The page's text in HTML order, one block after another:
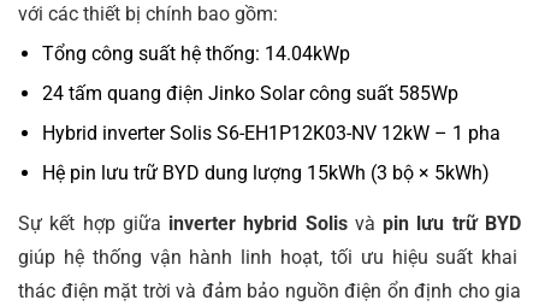
với các thiết bị chính bao gồm:
Tổng công suất hệ thống: 14.04kWp
24 tấm quang điện Jinko Solar công suất 585Wp
Hybrid inverter Solis S6-EH1P12K03-NV 12kW – 1 pha
Hệ pin lưu trữ BYD dung lượng 15kWh (3 bộ × 5kWh)
Sự kết hợp giữa inverter hybrid Solisvàpin lưu trữ BYD
giúp hệ thống vận hành linh hoạt, tối ưu hiệu suất khai
thác điện mặt trời và đảm bảo nguồn điện ổn định cho gia